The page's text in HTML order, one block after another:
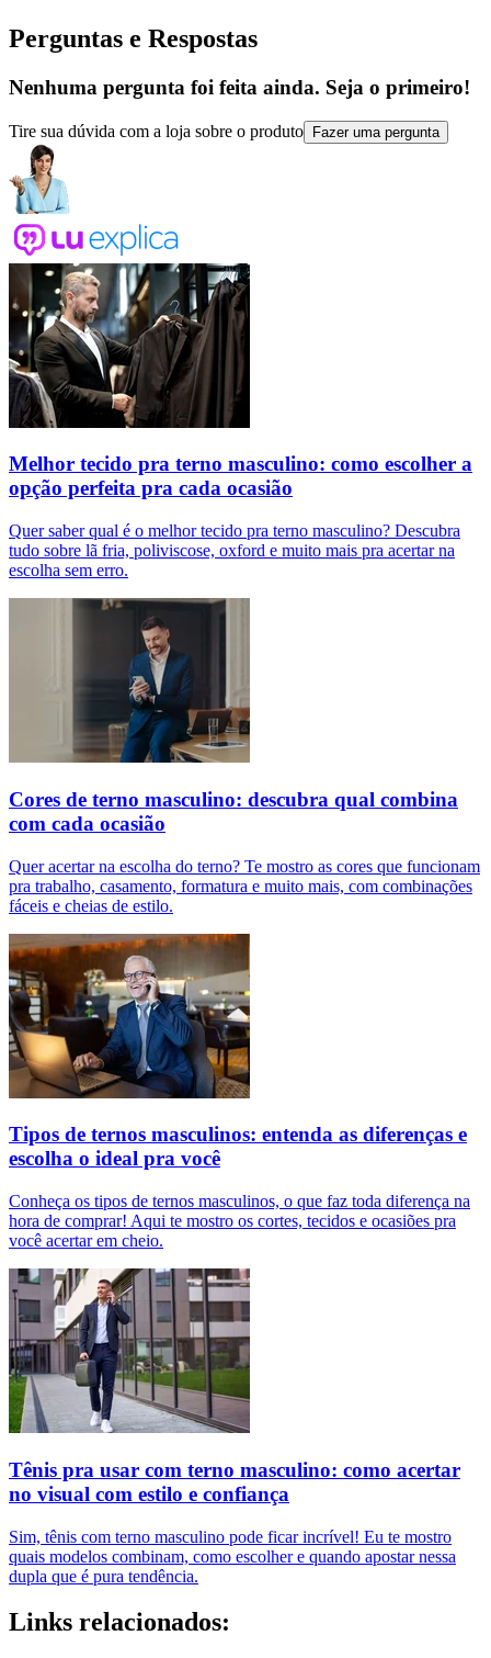
Perguntas e Respostas
Nenhuma pergunta foi feita ainda. Seja o primeiro!
Tire sua dúvida com a loja sobre o produto Fazer uma pergunta
Melhor tecido pra terno masculino: como escolher a
opção perfeita pra cada ocasião
Quer saber qual é o melhor tecido pra terno masculino? Descubra
tudo sobre lã fria, poliviscose, oxford e muito mais pra acertar na
escolha sem erro.
Cores de terno masculino: descubra qual combina
com cada ocasião
Quer acertar na escolha do terno? Te mostro as cores que funcionam
pra trabalho, casamento, formatura e muito mais, com combinações
fáceis e cheias de estilo.
Tipos de ternos masculinos: entenda as diferenças e
escolha o ideal pra você
Conheça os tipos de ternos masculinos, o que faz toda diferença na
hora de comprar! Aqui te mostro os cortes, tecidos e ocasiões pra
você acertar em cheio.
Tênis pra usar com terno masculino: como acertar
no visual com estilo e confiança
Sim, tênis com terno masculino pode ficar incrível! Eu te mostro
quais modelos combinam, como escolher e quando apostar nessa
dupla que é pura tendência.
Links relacionados: